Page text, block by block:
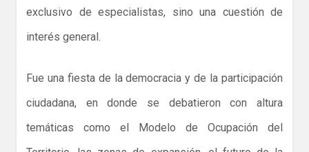
exclusivo de especialistas, sino una cuestión de
interés general.
Fue una fiesta de la democracia y de la participación
ciudadana, en donde se debatieron con altura
temáticas como el Modelo de Ocupación del